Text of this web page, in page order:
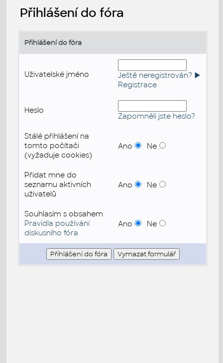
Přihlášení do fóra
Přihlášení do fóra
Uživatelské jméno
Ještě neregistrován? ►
Registrace
Heslo
Zapomněli jste heslo?
Stálé přihlášení na
tomto počítači
(vyžaduje cookies)
Ano Ne
Přidat mne do
seznamu aktivních
uživatelů
Ano Ne
Souhlasím s obsahem
Pravidla používání
diskusního fóra
Ano Ne